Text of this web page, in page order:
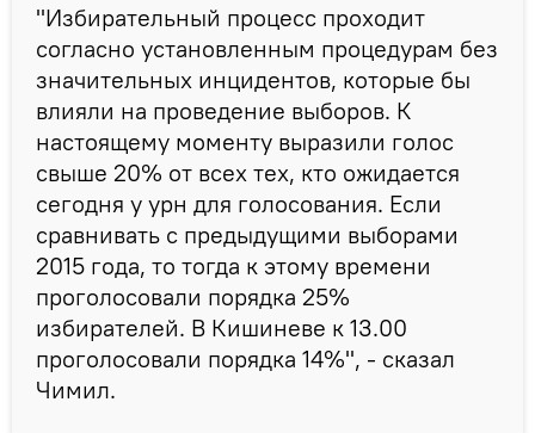
"Избирательный процесс проходит
согласно установленным процедурам без
значительных инцидентов, которые бы
влияли на проведение выборов. К
настоящему моменту выразили голос
свыше 20% от всех тех, кто ожидается
сегодня у урн для голосования. Если
сравнивать с предыдущими выборами
2015 года, то тогда к этому времени
проголосовали порядка 25%
избирателей. В Кишиневе к 13.00
проголосовали порядка 14%", - сказал
Чимил.